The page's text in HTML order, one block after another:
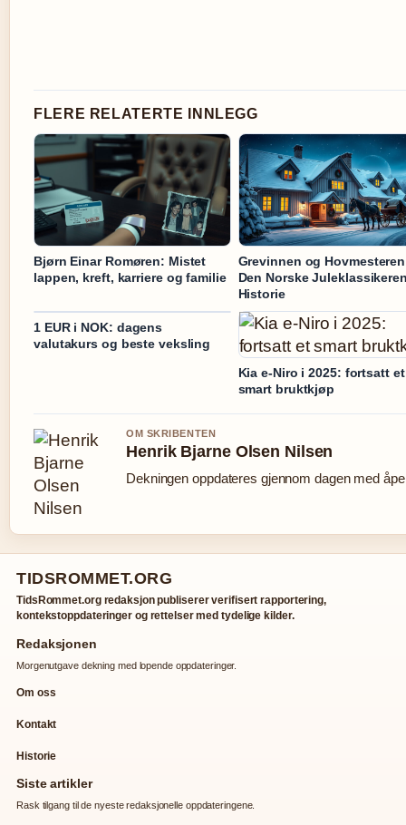
FLERE RELATERTE INNLEGG
Bjørn Einar Romøren: Mistet
lappen, kreft, karriere og familie
Grevinnen og
Den Norske
Historie
1 EUR i NOK: dagens
valutakurs og beste veksling
Kia e-Niro i 2025: fortsatt et
smart bruktkjøp
OM SKRIBENTEN
Henrik Bjarne Olsen Nilsen
Dekningen oppdateres gjennom dagen med
TIDSROMMET.ORG
TidsRommet.org redaksjon publiserer verifisert rapportering,
kontekstoppdateringer og rettelser med tydelige kilder.
Redaksjonen
Morgenutgave dekning med lopende oppdateringer.
Om oss
Kontakt
Historie
Siste artikler
Rask tilgang til de nyeste redaksjonelle oppdateringene.